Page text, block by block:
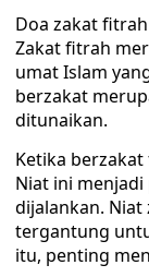
Doa zakat
Zakat fitrah
umat Islam
berzakat
ditunaikan.
Ketika
Niat ini
dijalankan.
tergantung
itu, penting